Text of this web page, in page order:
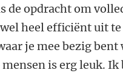
de opdracht om
heel efficiënt uit
je mee bezig
is erg leuk. Ik